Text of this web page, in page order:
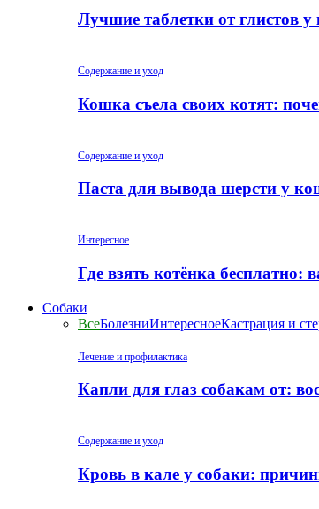
Лучшие таблетки от глистов
Содержание и уход
Кошка съела своих котят:
Содержание и уход
Паста для вывода шерсти у
Интересное
Где взять котёнка
Собаки
ВсеБолезниИнтересноеКастрация и
Лечение и профилактика
Капли для глаз собакам от:
Содержание и уход
Кровь в кале у собаки: